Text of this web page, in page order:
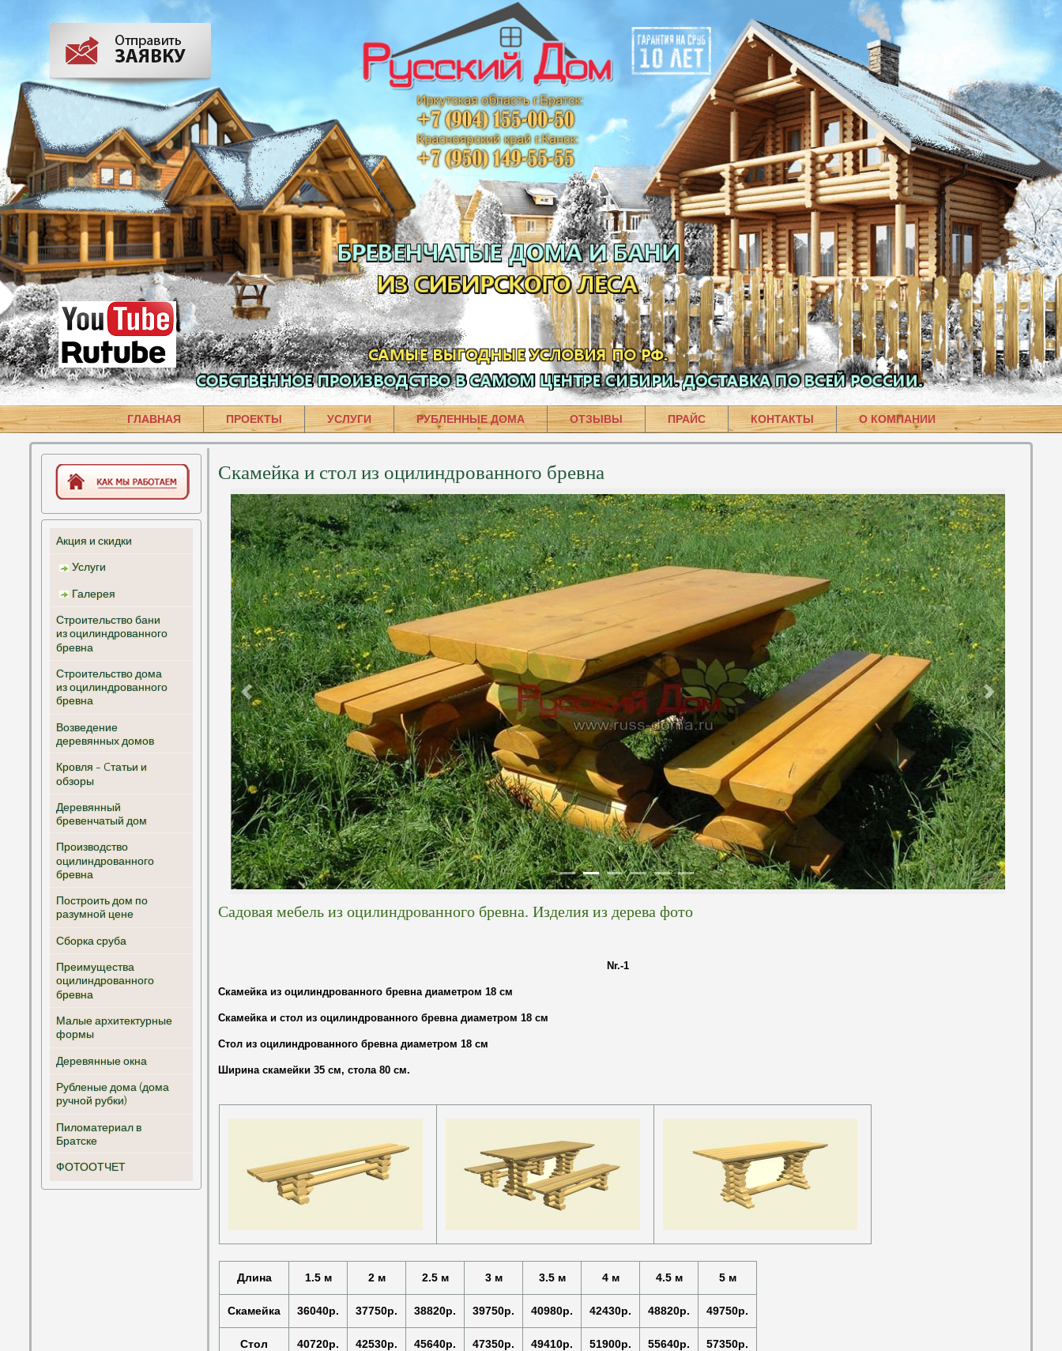
ГЛАВНАЯ ПРОЕКТЫ УСЛУГИ РУБЛЕННЫЕ ДОМА ОТЗЫВЫ ПРАЙС КОНТАКТЫ О КОМПАНИИ
Акция и скидки
Услуги
Строительство
доставка срубов из
Сибири
Проектирование
Галерея
Производство
Видеоотзыв
Строительство бани
из оцилиндрованного
бревна
Строительство дома
из оцилиндрованного
бревна
Возведение
деревянных домов
Кровля - Cтатьи и
обзоры
Деревянный
бревенчатый дом
Производство
оцилиндрованного
бревна
Построить дом по
разумной цене
Сборка сруба
Преимущества
оцилиндрованного
бревна
Малые архитектурные
формы
Деревянные окна
Рубленые дома (дома
ручной рубки)
Пиломатериал в
Братске
ФОТООТЧЕТ
Скамейка и стол из оцилиндрованного бревна
Садовая мебель из оцилиндрованного бревна. Изделия из дерева фото
Nr.-1
Скамейка из оцилиндрованного бревна диаметром 18 см
Скамейка и стол из оцилиндрованного бревна диаметром 18 см
Стол из оцилиндрованного бревна диаметром 18 см
Ширина скамейки 35 см, стола 80 см.
Длина 1.5 м 2 м 2.5 м 3 м 3.5 м 4 м 4.5 м 5 м
Скамейка 36040р. 37750р. 38820р. 39750р. 40980р. 42430р. 48820р. 49750р.
Стол 40720р. 42530р. 45640р. 47350р. 49410р. 51900р. 55640р. 57350р.